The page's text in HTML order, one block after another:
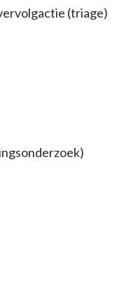
(triage)